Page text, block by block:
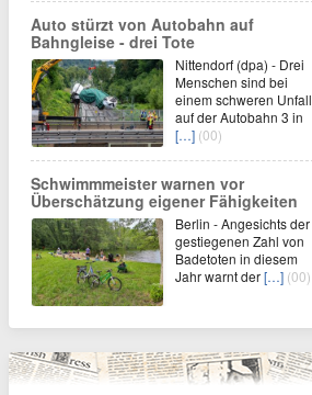
Auto stürzt von Autobahn auf
Bahngleise - drei Tote
Nittendorf (dpa) - Drei
Menschen sind bei
einem schweren Unfall
auf der Autobahn 3 in
[…] (00)
Schwimmmeister warnen vor
Überschätzung eigener Fähigkeiten
Berlin - Angesichts der
gestiegenen Zahl von
Badetoten in diesem
Jahr warnt der[…] (00)